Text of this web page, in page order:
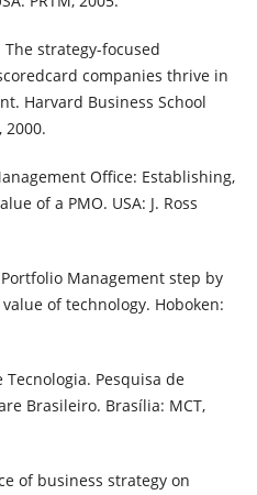
The strategy-focused
companies thrive in
Harvard Business School
2000.
Office: Establishing,
of a PMO. USA: J. Ross
Portfolio Management step by
of technology. Hoboken:
Pesquisa de
Brasileiro. Brasília: MCT,
of business strategy on